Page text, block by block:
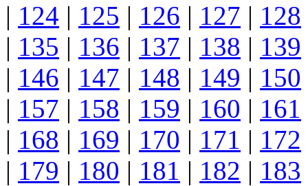
| 124 | 125 | 126 | 127 | 128
| 135 | 136 | 137 | 138 | 139
| 146 | 147 | 148 | 149 | 150
| 157 | 158 | 159 | 160 | 161
| 168 | 169 | 170 | 171 | 172
| 179 | 180 | 181 | 182 | 183